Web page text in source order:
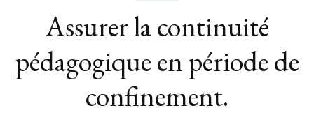
Assurer la continuité
pédagogique en période de
confinement.